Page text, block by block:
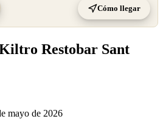
Cómo llegar
Restobar Sant
mayo de 2026